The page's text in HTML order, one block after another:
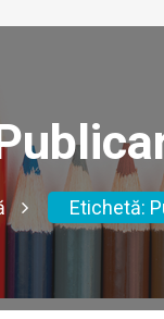
Etichetă: